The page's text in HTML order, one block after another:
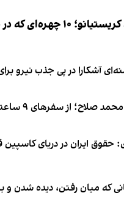
رونالدو و جورجینا جایی ندارند
آشکارا در پی جذب نیرو
۹ ساعته تا خوابیدن زیر آسمان قاهره
حقوق ایران در دریای
که میان رفتن، دیده شدن و